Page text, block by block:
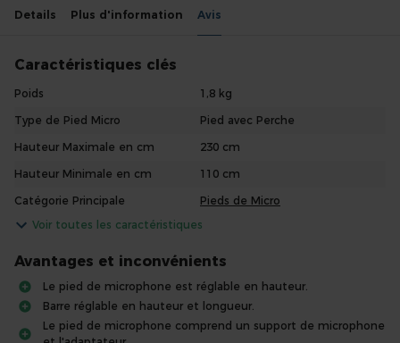
Details Plus d'information Avis
Caractéristiques clés
Poids
1,8 kg
Type de Pied Micro
Pied avec Perche
Hauteur Maximale en cm
230 cm
Hauteur Minimale en cm
110 cm
Catégorie Principale
Pieds de Micro
Voir toutes les caractéristiques
Avantages et inconvénients
Le pied de microphone est réglable en hauteur.
Barre réglable en hauteur et longueur.
Le pied de microphone comprend un support de microphone